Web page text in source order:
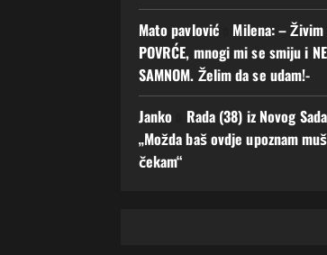
Mato pavlović
Milena: – Živim
POVRĆE, mnogi mi se smiju i
SAMNOM. Želim da se udam!-
Janko
Rada (38) iz Novog
„Možda baš ovdje upoznam
čekam“